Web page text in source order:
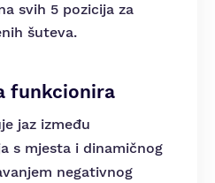
svih 5 pozicija za
šuteva.
funkcionira
jaz između
s mjesta i dinamičnog
negativnog